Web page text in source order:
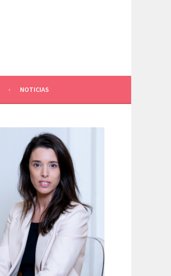
NOTICIAS